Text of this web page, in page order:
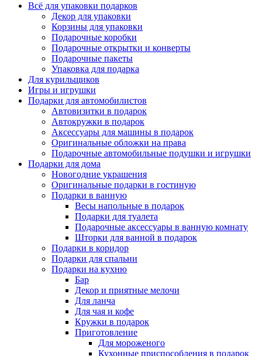
Всё для упаковки подарков
Декор для упаковки
Корзины для упаковки
Подарочные коробки
Подарочные открытки и конверты
Подарочные пакеты
Упаковка для подарка
Для курильщиков
Игры и игрушки
Подарки для автомобилистов
Автовизитки в подарок
Автокружки в подарок
Аксессуары для машины в подарок
Оригинальные обложки на права
Подарочные автомобильные подушки и игрушки
Подарки для дома
Новогодние украшения
Оригинальные подарки в гостиную
Подарки в ванную
Весы напольные в подарок
Подарки для туалета
Подарочные аксессуары в ванную комнату
Шторки для ванной в подарок
Подарки в коридор
Подарки для спальни
Подарки на кухню
Бар
Декор и приятные мелочи
Для ланча
Для чая и кофе
Кружки в подарок
Приготовление
Для мороженого
Кухонные приспособления в подарок